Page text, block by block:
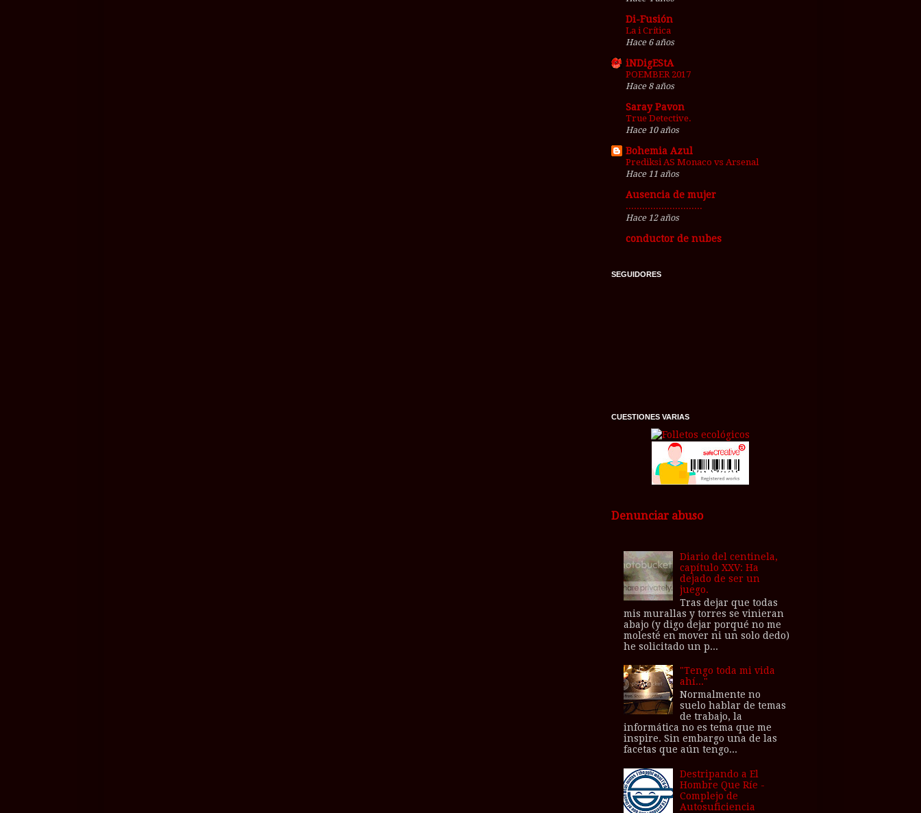
Di-Fusión
La i Crítica
Hace 6 años
iNDigEStA
POEMBER 2017
Hace 8 años
Saray Pavon
True Detective.
Hace 10 años
Bohemia Azul
Prediksi AS Monaco vs Arsenal
Hace 11 años
Ausencia de mujer
............................
Hace 12 años
conductor de nubes
SEGUIDORES
CUESTIONES VARIAS
Denunciar abuso
Diario del centinela,
capítulo XXV: Ha
dejado de ser un
juego.
Tras dejar que todas
mis murallas y torres se vinieran
abajo (y digo dejar porqué no me
molesté en mover ni un solo dedo)
he solicitado un p...
"Tengo toda mi vida
ahí..."
Normalmente no
suelo hablar de temas
de trabajo, la
informática no es tema que me
inspire. Sin embargo una de las
facetas que aún tengo...
Destripando a El
Hombre Que Ríe -
Complejo de
Autosuficiencia